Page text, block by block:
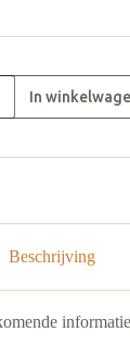
Beschrijving
informatie